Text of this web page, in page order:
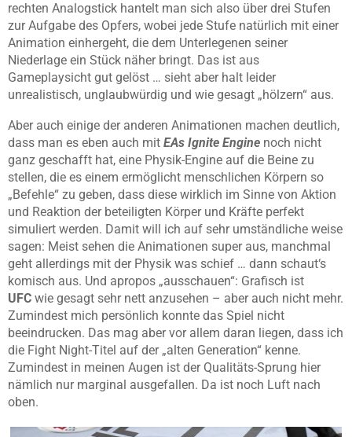
rechten Analogstick hantelt man sich also über drei Stufen
zur Aufgabe des Opfers, wobei jede Stufe natürlich mit einer
Animation einhergeht, die dem Unterlegenen seiner
Niederlage ein Stück näher bringt. Das ist aus
Gameplaysicht gut gelöst … sieht aber halt leider
unrealistisch, unglaubwürdig und wie gesagt „hölzern“ aus.
Aber auch einige der anderen Animationen machen deutlich,
dass man es eben auch mit EAs Ignite Engine noch nicht
ganz geschafft hat, eine Physik-Engine auf die Beine zu
stellen, die es einem ermöglicht menschlichen Körpern so
„Befehle“ zu geben, dass diese wirklich im Sinne von Aktion
und Reaktion der beteiligten Körper und Kräfte perfekt
simuliert werden. Damit will ich auf sehr umständliche weise
sagen: Meist sehen die Animationen super aus, manchmal
geht allerdings mit der Physik was schief … dann schaut‘s
komisch aus. Und apropos „ausschauen“: Grafisch ist
UFC wie gesagt sehr nett anzusehen – aber auch nicht mehr.
Zumindest mich persönlich konnte das Spiel nicht
beeindrucken. Das mag aber vor allem daran liegen, dass ich
die Fight Night-Titel auf der „alten Generation“ kenne.
Zumindest in meinen Augen ist der Qualitäts-Sprung hier
nämlich nur marginal ausgefallen. Da ist noch Luft nach
oben.